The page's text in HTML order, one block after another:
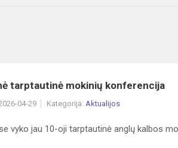
tarptautinė mokinių konferencija
04-29 Kategorija: Aktualijos
vyko jau 10-oji tarptautinė anglų kalbos